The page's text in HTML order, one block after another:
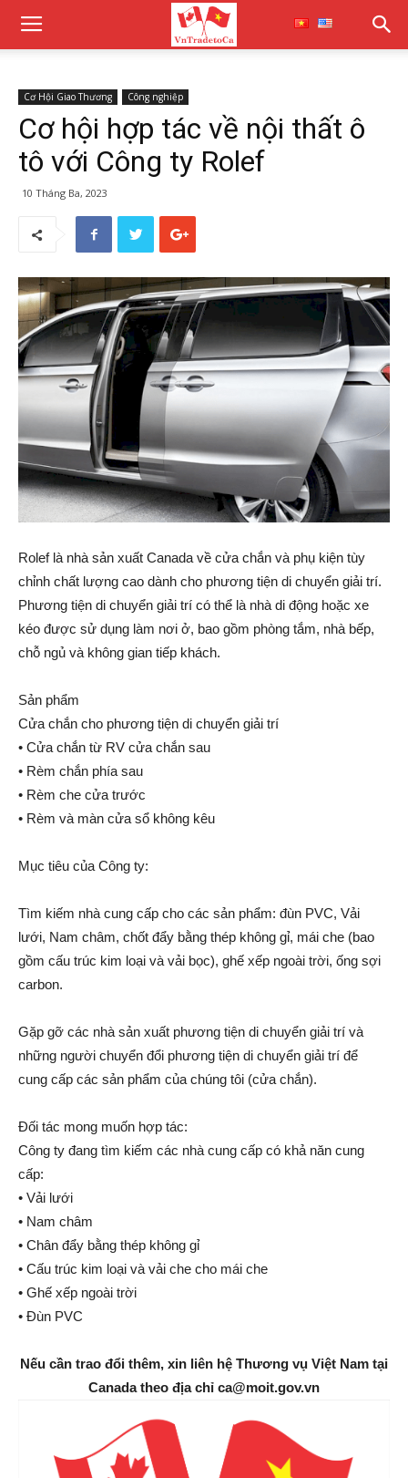
Cơ Hội Giao Thương Công nghiệp
Cơ hội hợp tác về nội thất ô
tô với Công ty Rolef
10 Tháng Ba, 2023
Rolef là nhà sản xuất Canada về cửa chắn và phụ kiện tùy
chỉnh chất lượng cao dành cho phương tiện di chuyển giải trí.
Phương tiện di chuyển giải trí có thể là nhà di động hoặc xe
kéo được sử dụng làm nơi ở, bao gồm phòng tắm, nhà bếp,
chỗ ngủ và không gian tiếp khách.
Sản phẩm
Cửa chắn cho phương tiện di chuyển giải trí
• Cửa chắn từ RV cửa chắn sau
• Rèm chắn phía sau
• Rèm che cửa trước
• Rèm và màn cửa sổ không kêu
Mục tiêu của Công ty:
Tìm kiếm nhà cung cấp cho các sản phẩm: đùn PVC, Vải
lưới, Nam châm, chốt đẩy bằng thép không gỉ, mái che (bao
gồm cấu trúc kim loại và vải bọc), ghế xếp ngoài trời, ống sợi
carbon.
Gặp gỡ các nhà sản xuất phương tiện di chuyển giải trí và
những người chuyển đổi phương tiện di chuyển giải trí để
cung cấp các sản phẩm của chúng tôi (cửa chắn).
Đối tác mong muốn hợp tác:
Công ty đang tìm kiếm các nhà cung cấp có khả năn cung
cấp:
• Vải lưới
• Nam châm
• Chân đẩy bằng thép không gỉ
• Cấu trúc kim loại và vải che cho mái che
• Ghế xếp ngoài trời
• Đùn PVC
Nếu cần trao đổi thêm, xin liên hệ Thương vụ Việt Nam tại
Canada theo địa chỉ ca@moit.gov.vn